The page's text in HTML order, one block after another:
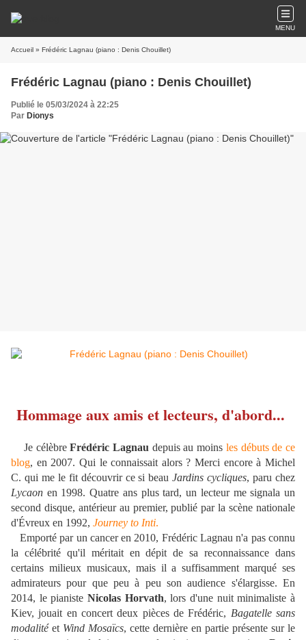
MENU
Accueil » Frédéric Lagnau (piano : Denis Chouillet)
Frédéric Lagnau (piano : Denis Chouillet)
Publié le 05/03/2024 à 22:25
Par Dionys
Hommage aux amis et lecteurs, d'abord...
Je célèbreFrédéric Lagnau depuis au moins les débuts de ce
blog, en 2007. Qui le connaissait alors ? Merci encore à Michel
C. qui me le fit découvrir ce si beauJardins cycliques, paru chez
Lycaon en 1998. Quatre ans plus tard, un lecteur me signala un
second disque, antérieur au premier,publié par la scène nationale
d'Évreux en 1992, Journey to Inti.
Emporté par un cancer en 2010, Frédéric Lagnau n'a pas connu
la célébrité qu'il méritait en dépit de sa reconnaissance dans
certains milieux musicaux, mais il a suffisamment marqué ses
admirateurs pour que peu à peu son audience s'élargisse. En
2014, le pianiste Nicolas Horvath, lors d'une nuit minimaliste à
Kiev, jouait en concert deux pièces de Frédéric, Bagatelle sans
modalitéet Wind Mosaïcs, cette dernière en partie présente sur le